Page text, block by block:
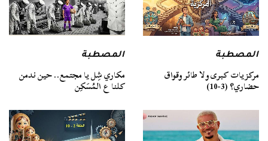
المصطبة
مركزيات كبرى ولا طائر وقواق
حضاري؟ (3-10)
المصطبة
مكاري شِل يا مجتمع.. حين ندمن
كلنا ع المُسَكِن